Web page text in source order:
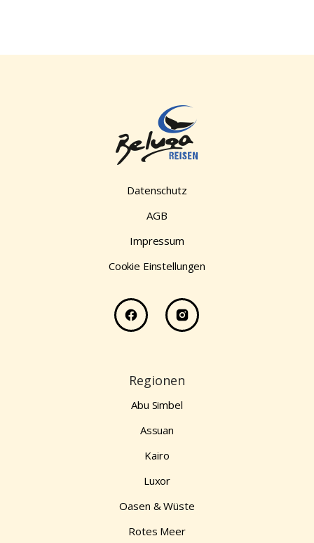
Datenschutz
AGB
Impressum
Cookie Einstellungen
Regionen
Abu Simbel
Assuan
Kairo
Luxor
Oasen & Wüste
Rotes Meer